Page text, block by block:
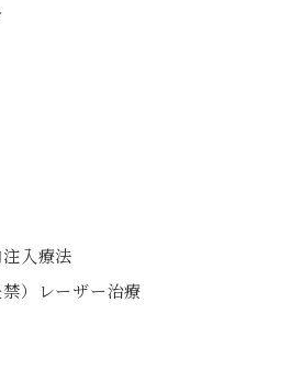
入療法
）
レーザー治療